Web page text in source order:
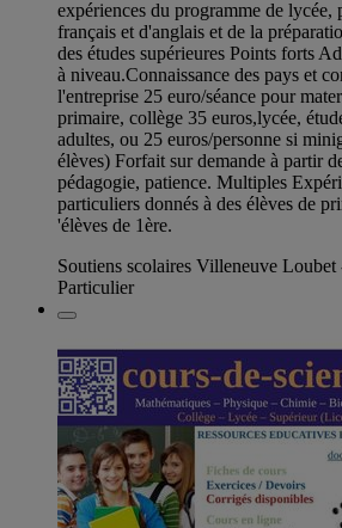
expériences du programme de lycée,
français et d'anglais et de la
des études supérieures Points forts
à niveau.Connaissance des pays et
l'entreprise 25 euro/séance pour
primaire, collège 35 euros,lycée,
adultes, ou 25 euros/personne si
élèves) Forfait sur demande à partir
pédagogie, patience. Multiples
particuliers donnés à des élèves de
'élèves de 1ère.
Soutiens scolaires Villeneuve
Particulier